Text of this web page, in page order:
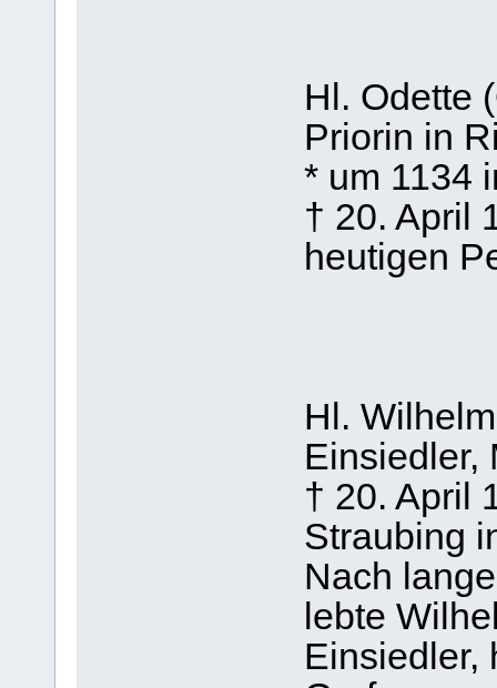
Hl. Odette
Priorin in
* um 1134
† 20. April
heutigen
Hl.
Einsiedler,
† 20. April
Straubing
Nach
lebte
Einsiedler,